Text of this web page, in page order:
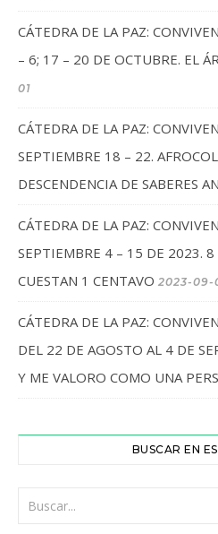
CÁTEDRA DE LA PAZ:
– 6; 17 – 20 DE OCTUBRE. EL
01
CÁTEDRA DE LA PAZ:
SEPTIEMBRE 18 – 22.
DESCENDENCIA DE SABERES
CÁTEDRA DE LA PAZ:
SEPTIEMBRE 4 – 15 DE 2023. 8
CUESTAN 1 CENTAVO 2023-09-
CÁTEDRA DE LA PAZ:
DEL 22 DE AGOSTO AL 4 DE
Y ME VALORO COMO UNA
BUSCAR EN